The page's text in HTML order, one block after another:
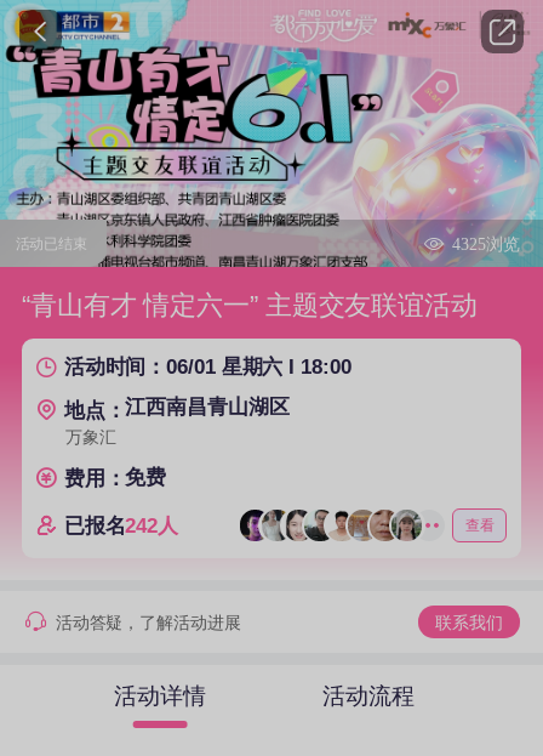
活动已结束 4325浏览
“青山有才 情定六一” 主题交友联谊活动
活动时间：06/01 星期六 I 18:00
地点：江西南昌青山湖区
万象汇
费用：免费
已报名242人 查看
活动答疑，了解活动进展 联系我们
活动详情 活动流程